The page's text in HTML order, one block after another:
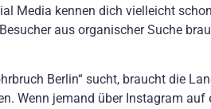
Media kennen dich vielleicht
aus organischer Suche
Berlin“ sucht, braucht die
Wenn jemand über Instagram